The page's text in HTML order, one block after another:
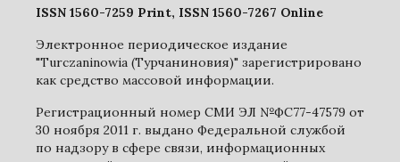
ISSN 1560-7259 Print, ISSN 1560-7267 Online
Электронное периодическое издание
"Turczaninowia (Турчаниновия)" зарегистрировано
как средство массовой информации.
Регистрационный номер СМИ ЭЛ №ФС77-47579 от
30 ноября 2011 г. выдано Федеральной службой
по надзору в сфере связи, информационных